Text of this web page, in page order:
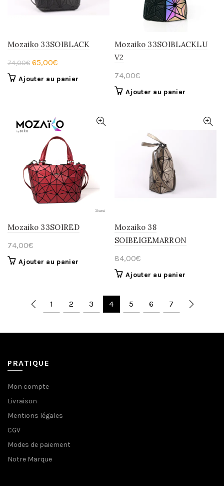
Mozaiko 33SOIBLACK
74,00€ Le
prix
65,00€
prix
Ajouter au panier
Mozaiko 33SOIBLACKLU
V2
74,00€
Ajouter au panier
Mozaiko 33SOIRED
74,00€
Ajouter au panier
Mozaiko 38
SOIBEIGEMARRON
84,00€
Ajouter au panier
1 2 3 4 5 6 7
PRATIQUE
Mon compte
Livraison
Mentions légales
CGV
Modes de paiement
Notre Marque